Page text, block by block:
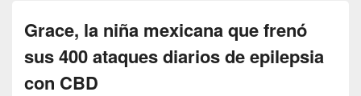
Grace, la niña mexicana que frenó
sus 400 ataques diarios de epilepsia
con CBD